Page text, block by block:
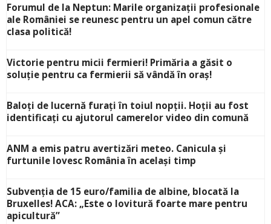
Forumul de la Neptun: Marile organizații profesionale
ale României se reunesc pentru un apel comun către
clasa politică!
Victorie pentru micii fermieri! Primăria a găsit o
soluție pentru ca fermierii să vândă în oraș!
Baloți de lucernă furați în toiul nopții. Hoții au fost
identificați cu ajutorul camerelor video din comună
ANM a emis patru avertizări meteo. Canicula și
furtunile lovesc România în același timp
Subvenția de 15 euro/familia de albine, blocată la
Bruxelles! ACA: „Este o lovitură foarte mare pentru
apicultură”